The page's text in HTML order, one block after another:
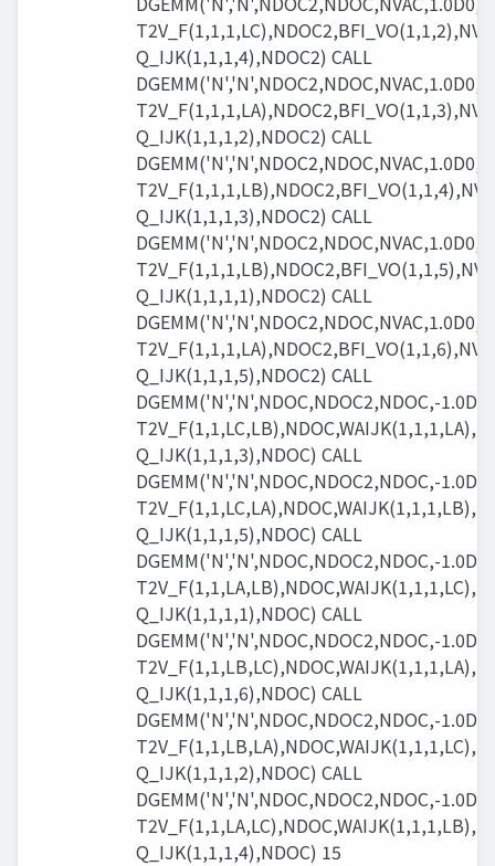
Q_IJK(1,1,1,4),NDOC2) CALL
DGEMM('N','N',NDOC2,NDOC,NVAC,1.0D0,
Q_IJK(1,1,1,2),NDOC2) CALL
DGEMM('N','N',NDOC2,NDOC,NVAC,1.0D0,
Q_IJK(1,1,1,3),NDOC2) CALL
DGEMM('N','N',NDOC2,NDOC,NVAC,1.0D0,
Q_IJK(1,1,1,1),NDOC2) CALL
DGEMM('N','N',NDOC2,NDOC,NVAC,1.0D0,
Q_IJK(1,1,1,5),NDOC2) CALL
DGEMM('N','N',NDOC,NDOC2,NDOC,-1.0D0,
Q_IJK(1,1,1,3),NDOC) CALL
DGEMM('N','N',NDOC,NDOC2,NDOC,-1.0D0,
Q_IJK(1,1,1,5),NDOC) CALL
DGEMM('N','N',NDOC,NDOC2,NDOC,-1.0D0,
Q_IJK(1,1,1,1),NDOC) CALL
DGEMM('N','N',NDOC,NDOC2,NDOC,-1.0D0,
Q_IJK(1,1,1,6),NDOC) CALL
DGEMM('N','N',NDOC,NDOC2,NDOC,-1.0D0,
Q_IJK(1,1,1,2),NDOC) CALL
DGEMM('N','N',NDOC,NDOC2,NDOC,-1.0D0,
Q_IJK(1,1,1,4),NDOC) 15